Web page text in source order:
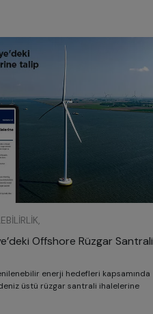
Offshore Rüzgar Santrali
enerji hedefleri kapsamında
deniz üstü rüzgar santrali ihalelerine